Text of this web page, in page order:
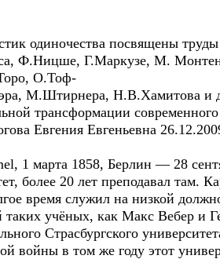
одиночества посвящены
Ф.Ницше, Г.Маркузе, М.
О.Тоф-
М.Штирнера, Н.В.Хамитова и
трансформации
Евгения Евгеньевна
1 марта 1858, Берлин — 28
более 20 лет преподавал там.
время служил на низкой
таких учёных, как Макс Вебер и
Страсбургского
войны в том же году этот